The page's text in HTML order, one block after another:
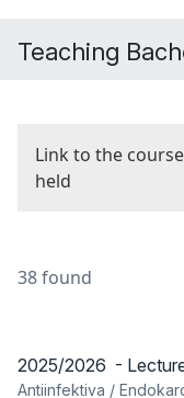
Teaching
Link to the
held
38 found
2025/2026 -
Antiinfektiva /